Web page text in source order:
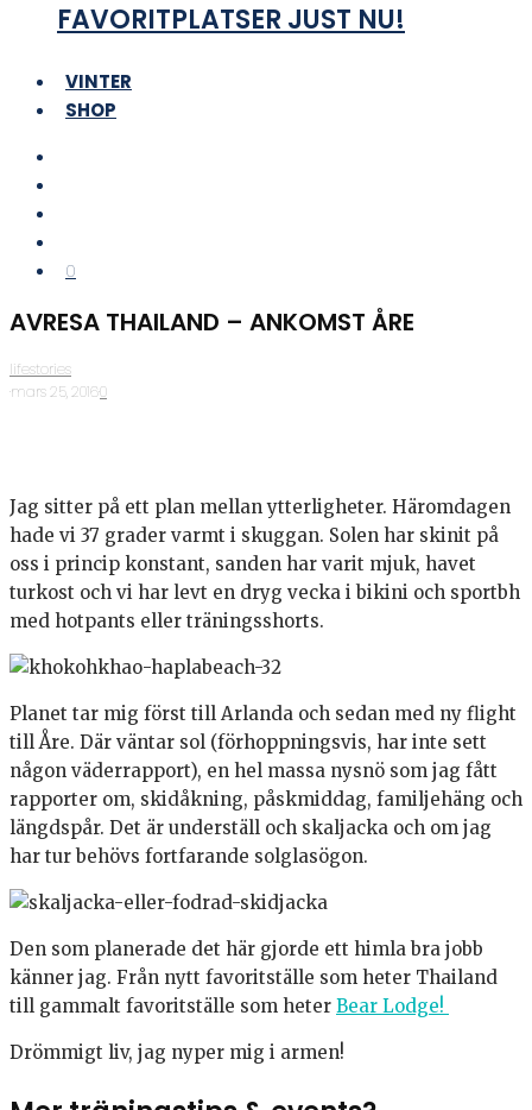
FAVORITPLATSER JUST NU!
VINTER
SHOP
0
AVRESA THAILAND – ANKOMST ÅRE
lifestories
·mars 25, 2016·0
Jag sitter på ett plan mellan ytterligheter. Häromdagen
hade vi 37 grader varmt i skuggan. Solen har skinit på
oss i princip konstant, sanden har varit mjuk, havet
turkost och vi har levt en dryg vecka i bikini och sportbh
med hotpants eller träningsshorts.
Planet tar mig först till Arlanda och sedan med ny flight
till Åre. Där väntar sol (förhoppningsvis, har inte sett
någon väderrapport), en hel massa nysnö som jag fått
rapporter om, skidåkning, påskmiddag, familjehäng och
längdspår. Det är underställ och skaljacka och om jag
har tur behövs fortfarande solglasögon.
Den som planerade det här gjorde ett himla bra jobb
känner jag. Från nytt favoritställe som heter Thailand
till gammalt favoritställe som heter Bear Lodge!
Drömmigt liv, jag nyper mig i armen!